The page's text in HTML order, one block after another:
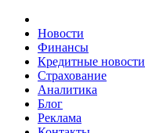
Новости
Финансы
Кредитные новости
Страхование
Аналитика
Блог
Реклама